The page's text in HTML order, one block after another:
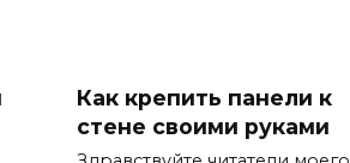
Как крепить панели к
стене своими руками